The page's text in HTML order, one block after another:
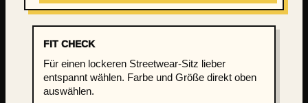
z
K
i
–
FIT CHECK
Für einen lockeren Streetwear-Sitz lieber
entspannt wählen. Farbe und Größe direkt oben
auswählen.